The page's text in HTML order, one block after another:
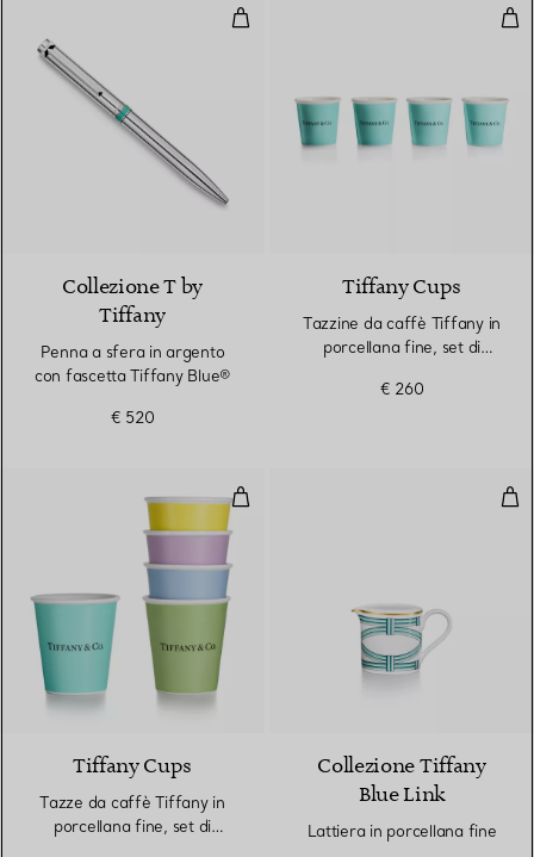
Penna a sfera in argento con
Collezione T by
Tiffany
Penna a sfera in argento
con fascetta Tiffany Blue®
€ 520
Tiffany Cups
Tazzine da caffè Tiffany in
porcellana fine, set di
€ 260
Tazze da caffè Tiffany in
Tiffany Cups
Tazze da caffè Tiffany in
porcellana fine, set di
Collezione Tiffany
Blue Link
Lattiera in porcellana fine